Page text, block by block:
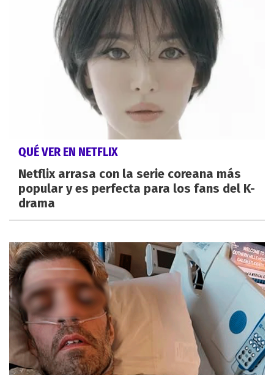
QUÉ VER EN NETFLIX
Netflix arrasa con la serie coreana más
popular y es perfecta para los fans del K-
drama